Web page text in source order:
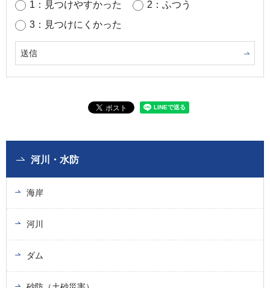
1：見つけやすかった
2：ふつう
3：見つけにくかった
河川・水防
海岸
河川
ダム